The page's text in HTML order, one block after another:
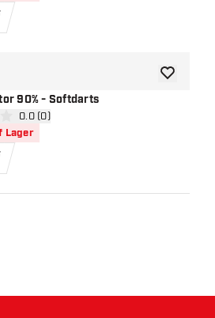
90% - Softdarts
Bewertungsbereich öffnen
0.0 (0)
Lager
Zur